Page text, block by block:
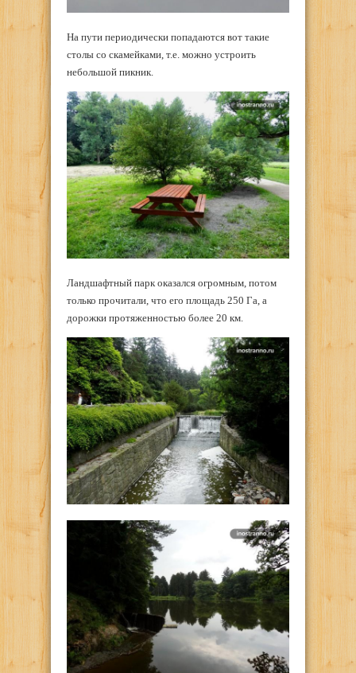
На пути периодически попадаются вот такие
столы со скамейками, т.е. можно устроить
небольшой пикник.
Ландшафтный парк оказался огромным, потом
только прочитали, что его площадь 250 Га, а
дорожки протяженностью более 20 км.